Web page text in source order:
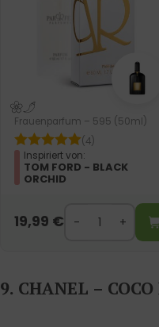
Frauenparfum – 595 (50ml)
(4)
Inspiriert von:
TOM FORD - BLACK
ORCHID
19,99 €
9. CHANEL –